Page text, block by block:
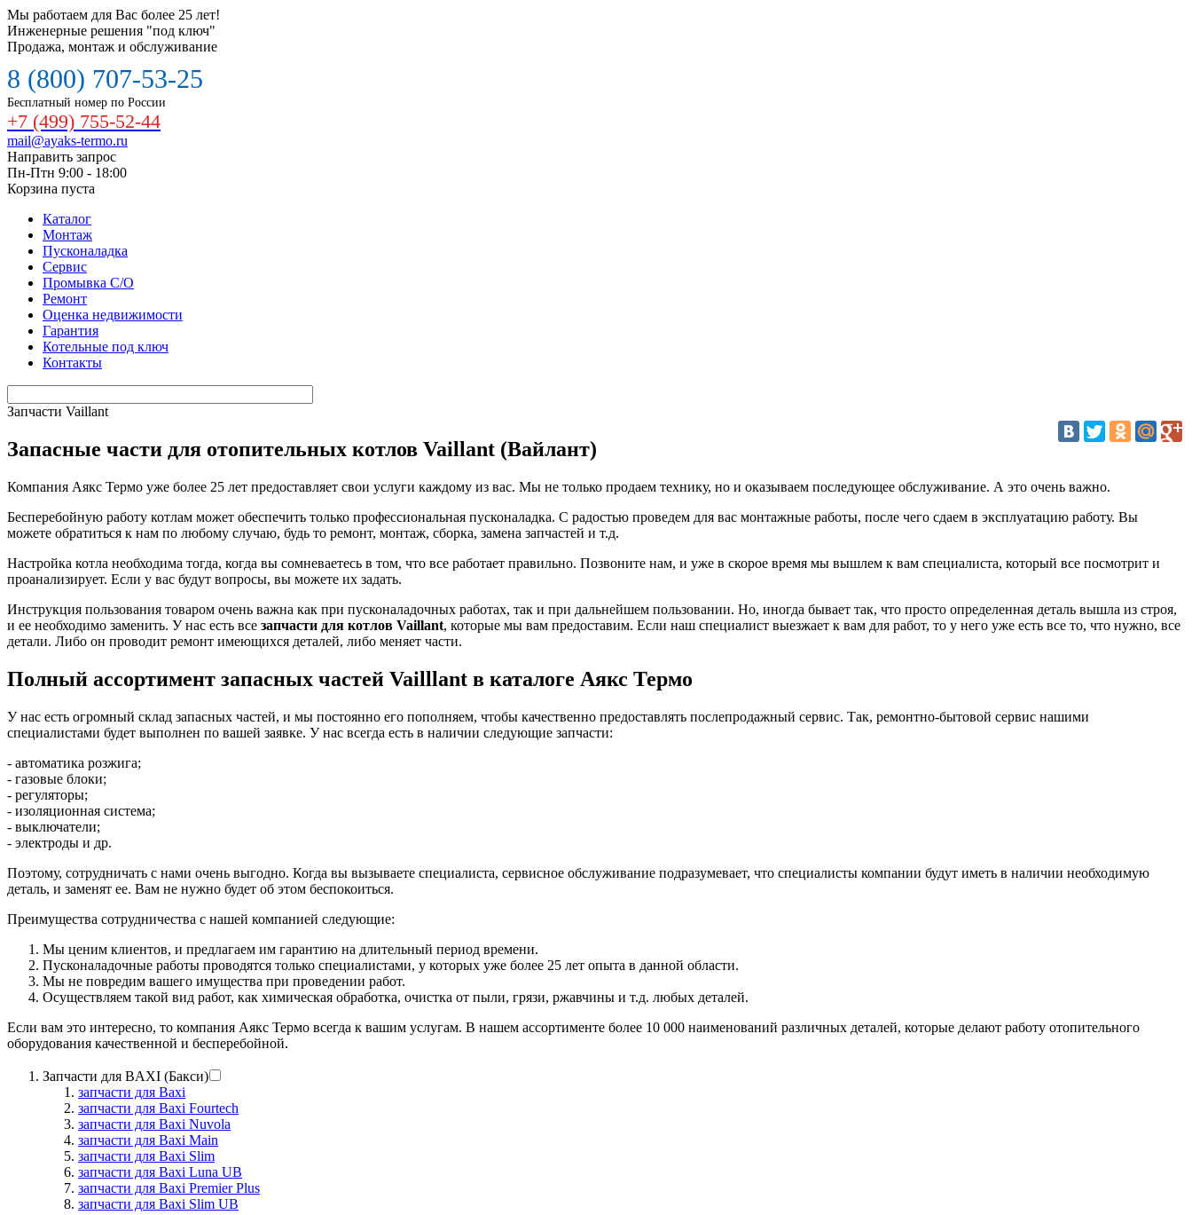
Мы работаем для Вас более 25 лет!
Инженерные решения "под ключ"
Продажа, монтаж и обслуживание
8 (800) 707-53-25
Бесплатный номер по России
+7 (499) 755-52-44
mail@ayaks-termo.ru
Направить запрос
Пн-Птн 9:00 - 18:00
Корзина пуста
Каталог
Монтаж
Пусконаладка
Сервис
Промывка С/О
Ремонт
Оценка недвижимости
Гарантия
Котельные под ключ
Контакты
Запчасти Vaillant
Запасные части для отопительных котлов Vaillant (Вайлант)
Компания Аякс Термо уже более 25 лет предоставляет свои услуги каждому из вас. Мы не только продаем технику, но и оказываем последующее обслуживание. А это очень важно.
Бесперебойную работу котлам может обеспечить только профессиональная пусконаладка. С радостью проведем для вас монтажные работы, после чего сдаем в эксплуатацию работу. Вы
можете обратиться к нам по любому случаю, будь то ремонт, монтаж, сборка, замена запчастей и т.д.
Настройка котла необходима тогда, когда вы сомневаетесь в том, что все работает правильно. Позвоните нам, и уже в скорое время мы вышлем к вам специалиста, который все посмотрит и
проанализирует. Если у вас будут вопросы, вы можете их задать.
Инструкция пользования товаром очень важна как при пусконаладочных работах, так и при дальнейшем пользовании. Но, иногда бывает так, что просто определенная деталь вышла из строя,
и ее необходимо заменить. У нас есть все запчасти для котлов Vaillant, которые мы вам предоставим. Если наш специалист выезжает к вам для работ, то у него уже есть все то, что нужно, все
детали. Либо он проводит ремонт имеющихся деталей, либо меняет части.
Полный ассортимент запасных частей Vailllant в каталоге Аякс Термо
У нас есть огромный склад запасных частей, и мы постоянно его пополняем, чтобы качественно предоставлять послепродажный сервис. Так, ремонтно-бытовой сервис нашими
специалистами будет выполнен по вашей заявке. У нас всегда есть в наличии следующие запчасти:
- автоматика розжига;
- газовые блоки;
- регуляторы;
- изоляционная система;
- выключатели;
- электроды и др.
Поэтому, сотрудничать с нами очень выгодно. Когда вы вызываете специалиста, сервисное обслуживание подразумевает, что специалисты компании будут иметь в наличии необходимую
деталь, и заменят ее. Вам не нужно будет об этом беспокоиться.
Преимущества сотрудничества с нашей компанией следующие:
Мы ценим клиентов, и предлагаем им гарантию на длительный период времени.
Пусконаладочные работы проводятся только специалистами, у которых уже более 25 лет опыта в данной области.
Мы не повредим вашего имущества при проведении работ.
Осуществляем такой вид работ, как химическая обработка, очистка от пыли, грязи, ржавчины и т.д. любых деталей.
Если вам это интересно, то компания Аякс Термо всегда к вашим услугам. В нашем ассортименте более 10 000 наименований различных деталей, которые делают работу отопительного
оборудования качественной и бесперебойной.
Запчасти для BAXI (Бакси)
запчасти для Baxi
запчасти для Baxi Fourtech
запчасти для Baxi Nuvola
запчасти для Baxi Main
запчасти для Baxi Slim
запчасти для Baxi Luna UB
запчасти для Baxi Premier Plus
запчасти для Baxi Slim UB